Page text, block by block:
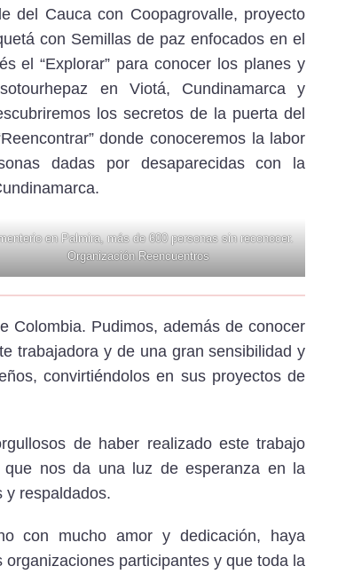
del Cauca con Coopagrovalle, proyecto
con Semillas de paz enfocados en el
el “Explorar” para conocer los planes y
en Viotá, Cundinamarca y
los secretos de la puerta del
donde conoceremos la labor
dadas por desaparecidas con la
en Palmira, más de 600 personas sin reconocer.
Organización Reencuentros
Colombia. Pudimos, además de conocer
trabajadora y de una gran sensibilidad y
convirtiéndolos en sus proyectos de
de haber realizado este trabajo
nos da una luz de esperanza en la
y respaldados.
con mucho amor y dedicación, haya
participantes y que toda la